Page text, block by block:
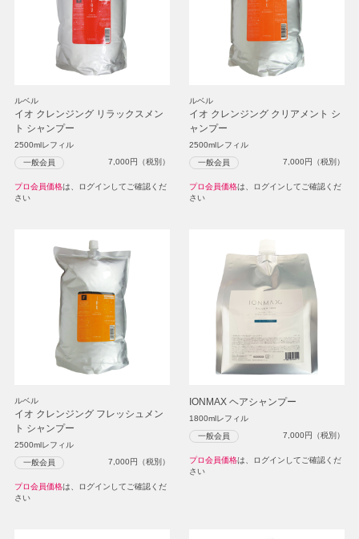
ルベル
イオ クレンジング リラックスメン
ト シャンプー
2500mlレフィル
一般会員 7,000円（税別）
プロ会員価格は、ログインしてご確認くだ
さい
ルベル
イオ クレンジング クリアメント シ
ャンプー
2500mlレフィル
一般会員 7,000円（税別）
プロ会員価格は、ログインしてご確認くだ
さい
ルベル
イオ クレンジング フレッシュメン
ト シャンプー
2500mlレフィル
一般会員 7,000円（税別）
プロ会員価格は、ログインしてご確認くだ
さい
IONMAX ヘアシャンプー
1800mlレフィル
一般会員 7,000円（税別）
プロ会員価格は、ログインしてご確認くだ
さい